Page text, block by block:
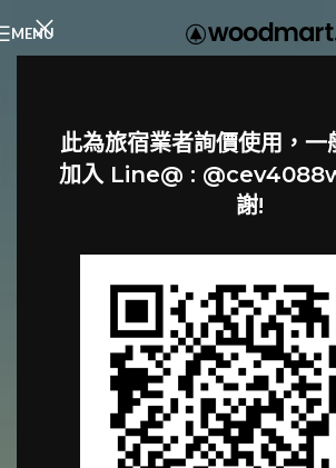
此為旅宿業者詢價使用，一
加入 Line@ :
謝!
MENU